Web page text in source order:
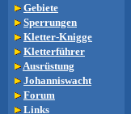
Gebiete
Sperrungen
Kletter-Knigge
Kletterführer
Ausrüstung
Johanniswacht
Forum
Links